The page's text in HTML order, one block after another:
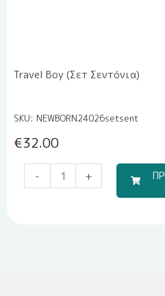
Travel Boy (Σετ Σεντόνια)
SKU: NEWBORN24026setsent
€32.00
-
Boy
+